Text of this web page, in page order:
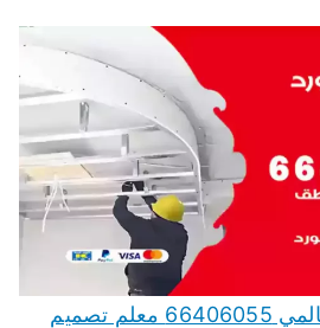
تركيب جبس بورد السالمي 66406055 معلم تصميم